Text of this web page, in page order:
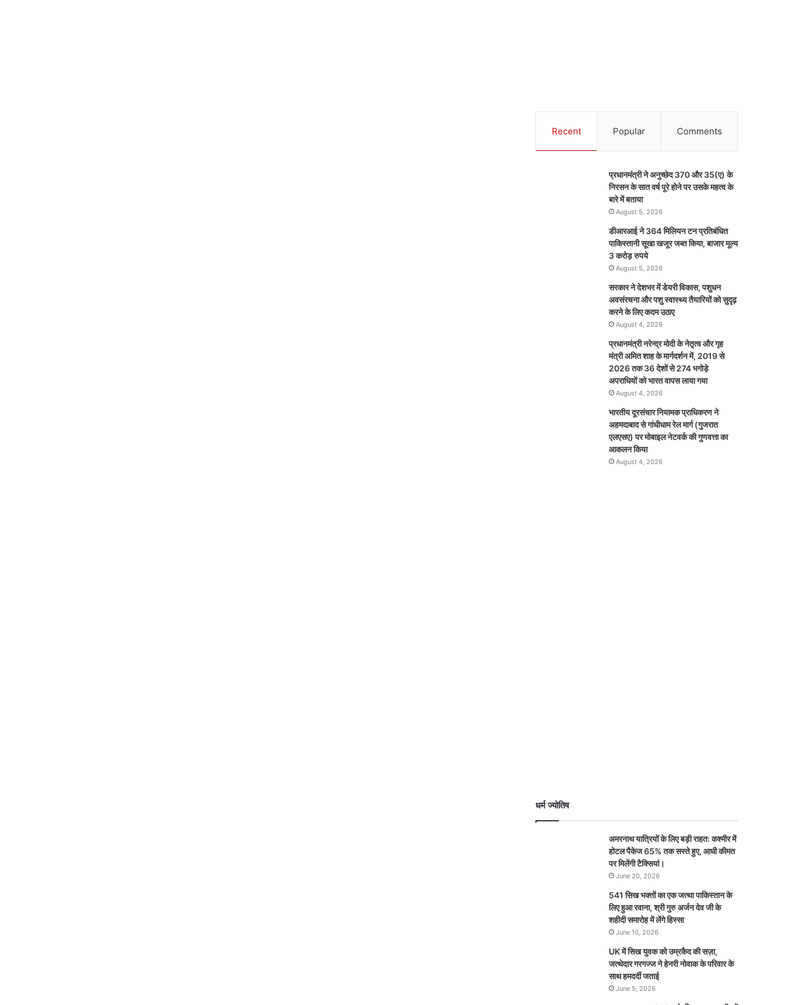
Recent Popular Comments
प्रधानमंत्री ने अनुच्छेद 370 और 35(ए) के
निरसन के सात वर्ष पूरे होने पर उसके महत्व के
बारे में बताया
August 5, 2026
डीआरआई ने 364 मिलियन टन प्रतिबंधित
पाकिस्तानी सूखा खजूर जब्त किया, बाजार मूल्य
3 करोड़ रुपये
August 5, 2026
सरकार ने देशभर में डेयरी विकास, पशुधन
अवसंरचना और पशु स्वास्थ्य तैयारियों को सुदृढ़
करने के लिए कदम उठाए
August 4, 2026
प्रधानमंत्री नरेन्द्र मोदी के नेतृत्व और गृह
मंत्री अमित शाह के मार्गदर्शन में, 2019 से
2026 तक 36 देशों से 274 भगोड़े
अपराधियों को भारत वापस लाया गया
August 4, 2026
भारतीय दूरसंचार नियामक प्राधिकरण ने
अहमदाबाद से गांधीधाम रेल मार्ग (गुजरात
एलएसए) पर मोबाइल नेटवर्क की गुणवत्ता का
आकलन किया
August 4, 2026
धर्म ज्योतिष
अमरनाथ यात्रियों के लिए बड़ी राहत: कश्मीर में
होटल पैकेज 65% तक सस्ते हुए, आधी कीमत
पर मिलेंगी टैक्सियां।
June 20, 2026
541 सिख भक्तों का एक जत्था पाकिस्तान के
लिए हुआ रवाना, श्री गुरु अर्जन देव जी के
शहीदी समारोह में लेंगे हिस्सा
June 10, 2026
UK में सिख युवक को उम्रकैद की सज़ा,
जत्थेदार गरगज्ज ने हेनरी नोवाक के परिवार के
साथ हमदर्दी जताई
June 5, 2026